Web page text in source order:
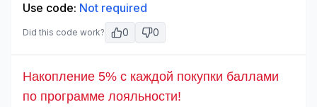
Use code: Not required
Did this code work? 0 0
Накопление 5% с каждой покупки баллами
по программе лояльности!